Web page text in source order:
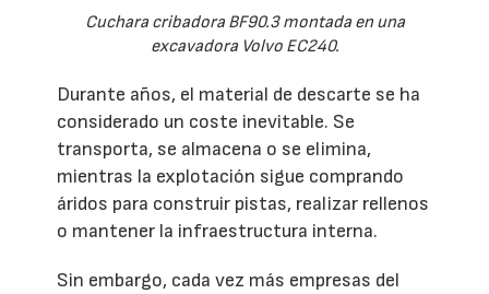
Cuchara cribadora BF90.3 montada en una
excavadora Volvo EC240.
Durante años, el material de descarte se ha
considerado un coste inevitable. Se
transporta, se almacena o se elimina,
mientras la explotación sigue comprando
áridos para construir pistas, realizar rellenos
o mantener la infraestructura interna.
Sin embargo, cada vez más empresas del